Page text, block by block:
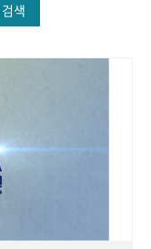
연구자들
영상 기록물
검색